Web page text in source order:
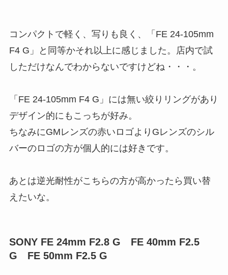
コンパクトで軽く、写りも良く、「FE 24-105mm
F4 G」と同等かそれ以上に感じました。店内で試
しただけなんでわからないですけどね・・・。
「FE 24-105mm F4 G」には無い絞りリングがあり
デザイン的にもこっちが好み。
ちなみにGMレンズの赤いロゴよりGレンズのシル
バーのロゴの方が個人的には好きです。
あとは逆光耐性がこちらの方が高かったら買い替
えたいな。
SONY FE 24mm F2.8 G FE 40mm F2.5
G FE 50mm F2.5 G